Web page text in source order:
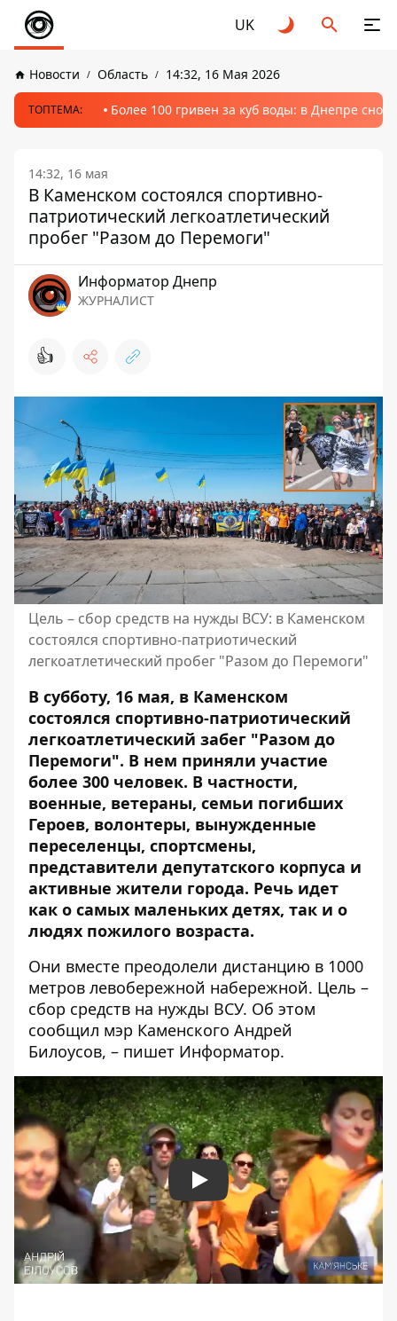
UK
Новости Область 14:32, 16 Мая 2026
ТОПТЕМА: Более 100 гривен за куб воды: в Днепре
14:32, 16 мая
В Каменском состоялся спортивно-
патриотический легкоатлетический
пробег "Разом до Перемоги"
Информатор Днепр
ЖУРНАЛИСТ
👍
Цель – сбор средств на нужды ВСУ: в Каменском
состоялся спортивно-патриотический
легкоатлетический пробег "Разом до Перемоги"
В субботу, 16 мая, в Каменском
состоялся спортивно-патриотический
легкоатлетический забег "Разом до
Перемоги". В нем приняли участие
более 300 человек. В частности,
военные, ветераны, семьи погибших
Героев, волонтеры, вынужденные
переселенцы, спортсмены,
представители депутатского корпуса и
активные жители города. Речь идет
как о самых маленьких детях, так и о
людях пожилого возраста.
Они вместе преодолели дистанцию ​​в 1000
метров левобережной набережной. Цель –
сбор средств на нужды ВСУ. Об этом
сообщил мэр Каменского Андрей
Билоусов, – пишет Информатор.
Play